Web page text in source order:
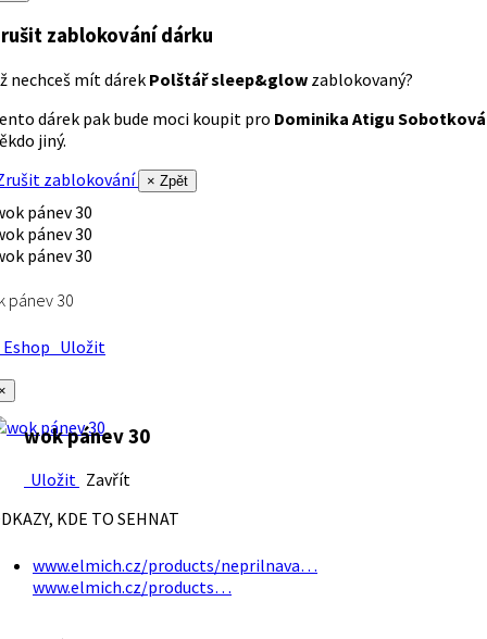
zablokování dárku
nechceš mít dárek Polštář sleep&glow zablokovaný?
dárek pak bude moci koupit pro Dominika Atigu Sobotková
jiný.
zablokování
× Zpět
pánev 30
Uložit
wok pánev 30
Uložit Zavřít
KDE TO SEHNAT
www.elmich.cz/products/neprilnava…
www.elmich.cz/products…